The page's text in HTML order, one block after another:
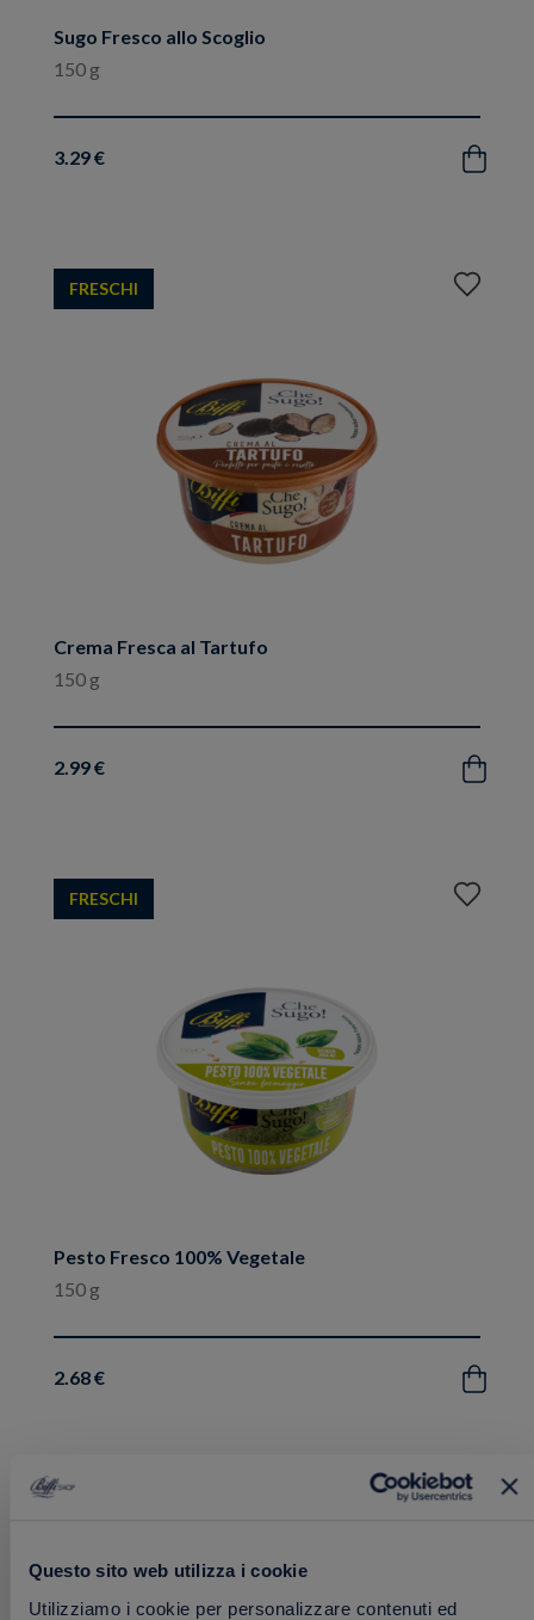
Questo sito web utilizza i cookie
Utilizziamo i cookie per personalizzare contenuti ed
Sugo Fresco allo Scoglio
150 g
3.29 € Acquista
Crema Fresca al Tartufo
150 g
2.99 € Acquista
FRESCHI
Aggiungi
Pesto Fresco 100% Vegetale
150 g
2.68 € Acquista
FRESCHI
Aggiungi
Aggiungi